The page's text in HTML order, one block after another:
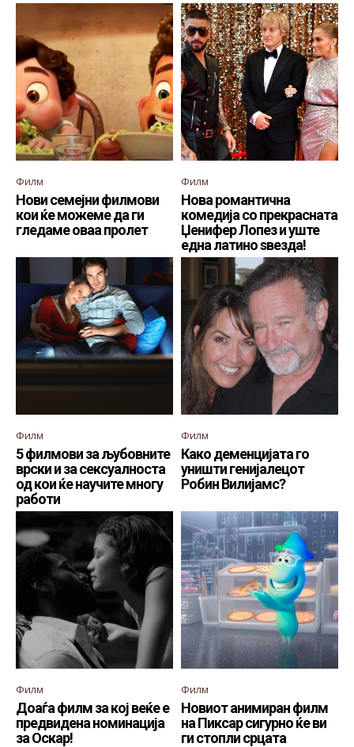
Филм
Нови семејни филмови
кои ќе можеме да ги
гледаме оваа пролет
Филм
Нова романтична
комедија со прекрасната
Џенифер Лопез и уште
една латино ѕвезда!
Филм
5 филмови за љубовните
врски и за сексуалноста
од кои ќе научите многу
работи
Филм
Како деменцијата го
уништи генијалецот
Робин Вилијамс?
Филм
Доаѓа филм за кој веќе е
предвидена номинација
за Оскар!
Филм
Новиот анимиран филм
на Пиксар сигурно ќе ви
ги стопли срцата